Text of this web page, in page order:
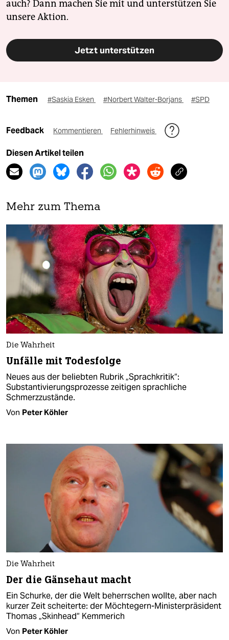
auch? Dann machen Sie mit und unterstützen Sie
unsere Aktion.
Jetzt unterstützen
Themen #Saskia Esken #Norbert Walter-Borjans #SPD
Feedback Kommentieren Fehlerhinweis
Diesen Artikel teilen
Mehr zum Thema
Die Wahrheit
Unfälle mit Todesfolge
Neues aus der beliebten Rubrik „Sprachkritik“:
Substantivierungsprozesse zeitigen sprachliche
Schmerzzustände.
Von Peter Köhler
Die Wahrheit
Der die Gänsehaut macht
Ein Schurke, der die Welt beherrschen wollte, aber nach
kurzer Zeit scheiterte: der Möchtegern-Ministerpräsident
Thomas „Skinhead“ Kemmerich
Von Peter Köhler